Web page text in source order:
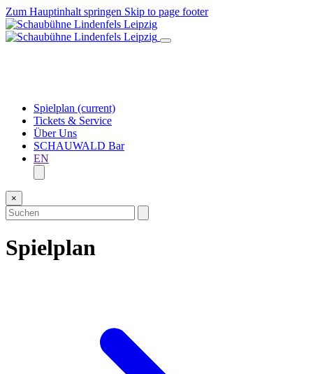
Zum Hauptinhalt springen Skip to page footer
Spielplan (current)
Tickets & Service
Über Uns
SCHAUWALD Bar
EN
×
Spielplan